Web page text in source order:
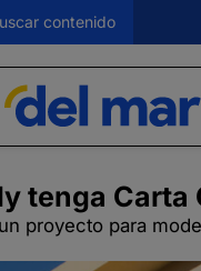
tenga Carta
proyecto para